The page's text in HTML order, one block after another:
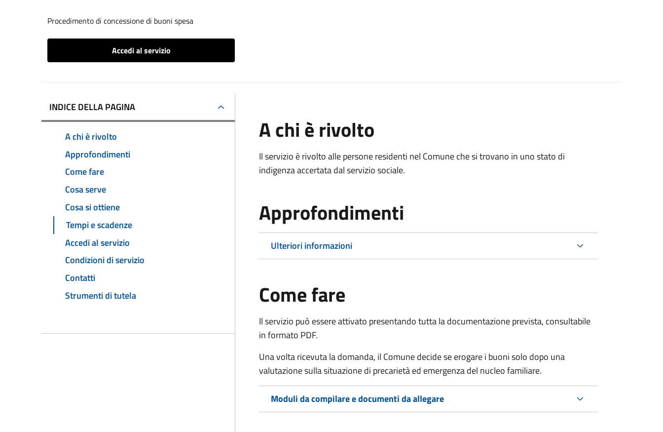
Procedimento di concessione di buoni spesa
Accedi al servizio
INDICE DELLA PAGINA
A chi è rivolto
Approfondimenti
Come fare
Cosa serve
Cosa si ottiene
Tempi e scadenze
Accedi al servizio
Condizioni di servizio
Contatti
Strumenti di tutela
A chi è rivolto
Il servizio è rivolto alle persone residenti nel Comune che si trovano in uno stato di
indigenza accertata dal servizio sociale.
Approfondimenti
Ulteriori informazioni
Come fare
Il servizio può essere attivato presentando tutta la documentazione prevista, consultabile
in formato PDF.
Una volta ricevuta la domanda, il Comune decide se erogare i buoni solo dopo una
valutazione sulla situazione di precarietà ed emergenza del nucleo familiare.
Moduli da compilare e documenti da allegare